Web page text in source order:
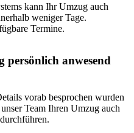
kann Ihr Umzug auch
weniger Tage.
Termine.
persönlich anwesend
vorab besprochen wurden
Team Ihren Umzug auch